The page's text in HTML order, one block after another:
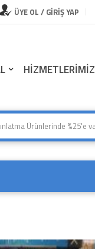
ÜYE OL / GİRİŞ YAP
HİZMETLERİMİZ